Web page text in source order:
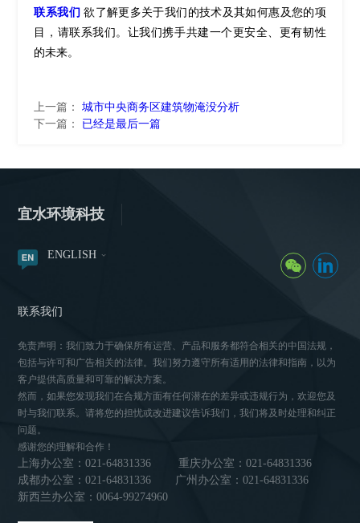
联系我们 欲了解更多关于我们的技术及其如何惠及您的项
目，请联系我们。让我们携手共建一个更安全、更有韧性
的未来。
上一篇：
城市中央商务区建筑物淹没分析
下一篇：
已经是最后一篇
宜水环境科技
ENGLISH
联系我们
免责声明：我们致力于确保所有运营、产品和服务都符合相关的中国法规，
包括与许可和广告相关的法律。我们努力遵守所有适用的法律和指南，以为
客户提供高质量和可靠的解决方案。
然而，如果您发现我们在合规方面有任何潜在的差异或违规行为，欢迎您及
时与我们联系。请将您的担忧或改进建议告诉我们，我们将及时处理和纠正
问题。
感谢您的理解和合作！
上海办公室：021-64831336
重庆办公室：021-64831336
成都办公室：021-64831336
广州办公室：021-64831336
新西兰办公室：0064-99274960